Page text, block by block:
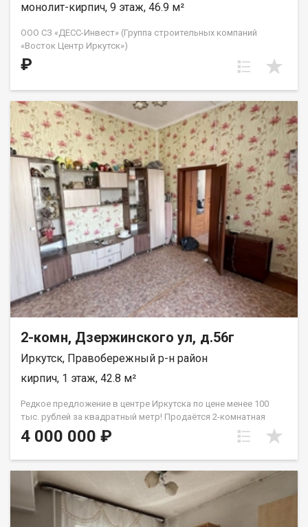
монолит-кирпич, 9 этаж, 46.9 м²
ООО СЗ «ДЕСС-Инвест» (Группа строительных компаний
«Восток Центр Иркутск»)
₽
2-комн, Дзержинского ул, д.56г
Иркутск, Правобережный р-н район
кирпич, 1 этаж, 42.8 м²
Редкое предложение в центре Иркутска по цене менее 100
тыс. рублей за квадратный метр! Продаётся 2-комнатная
благоустроенная квартира в самом центре Иркутска, на улице
Дзержинского. Это один из самых востребованных районов
так и для сдачи в аренду. Квартира расположена на первом
этаже двухэтажного кирпичного дома. Площадь: общая 42,8
м2/ жилая 30 м2/ кухня 7 м2. Планировка комнат смежная.
Квартира требует обновления, что уже отражено в
стоимости. Это отличная возможность приобрести
4 000 000 ₽